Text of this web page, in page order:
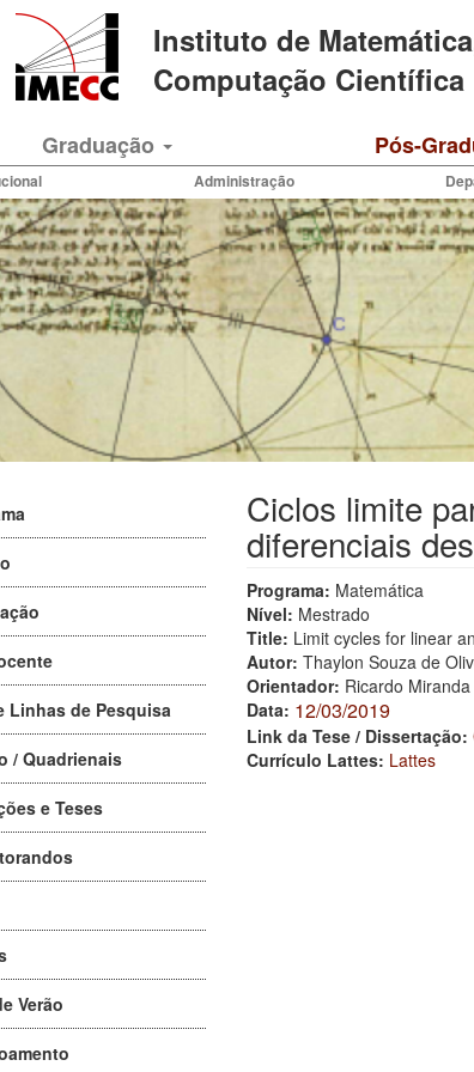
Instituto de
Computação Científica
Graduação Pós-
Administração
Linhas de Pesquisa
/ Quadrienais
e Teses
Verão
Ciclos limite
diferenciais
Programa: Matemática
Nível: Mestrado
Title: Limit cycles for linear
Autor: Thaylon Souza de
Orientador: Ricardo
Data: 12/03/2019
Link da Tese / Dissertação:
Currículo Lattes: Lattes